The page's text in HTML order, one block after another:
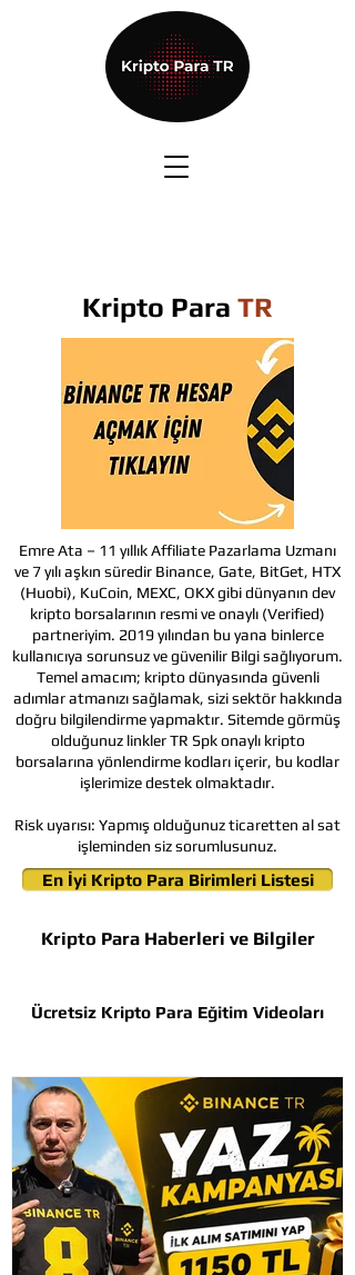
Ücretsiz Kripto Para Eğitim Videoları
Kripto Para Haberleri ve Bilgiler
En İyi Kripto Para Birimleri Listesi
Kripto Para TR
Emre Ata – 11 yıllık Affiliate Pazarlama Uzmanı
ve 7 yılı aşkın süredir Binance, Gate, BitGet, HTX
(Huobi), KuCoin, MEXC, OKX gibi dünyanın dev
kripto borsalarının resmi ve onaylı (Verified)
partneriyim. 2019 yılından bu yana binlerce
kullanıcıya sorunsuz ve güvenilir Bilgi sağlıyorum.
Temel amacım; kripto dünyasında güvenli
adımlar atmanızı sağlamak, sizi sektör hakkında
doğru bilgilendirme yapmaktır. Sitemde görmüş
olduğunuz linkler TR Spk onaylı kripto
borsalarına yönlendirme kodları içerir, bu kodlar
işlerimize destek olmaktadır.
Risk uyarısı: Yapmış olduğunuz ticaretten al sat
işleminden siz sorumlusunuz.